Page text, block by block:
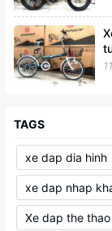
TAGS
xe dap dia hinh
xe dap nhap
Xe dap the